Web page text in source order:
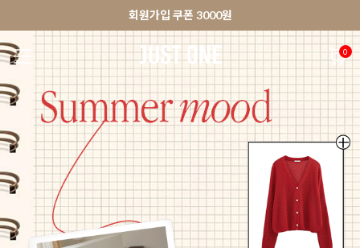
앱 다운로드 10% 할인쿠폰
🚀오늘출발상품 당일발송 배송중
회원가입 쿠폰 3000원
앱 다운로드 10% 할인쿠폰
0
NEW 7% BEST 🚀오늘출발 MADE . J 상의 팬츠